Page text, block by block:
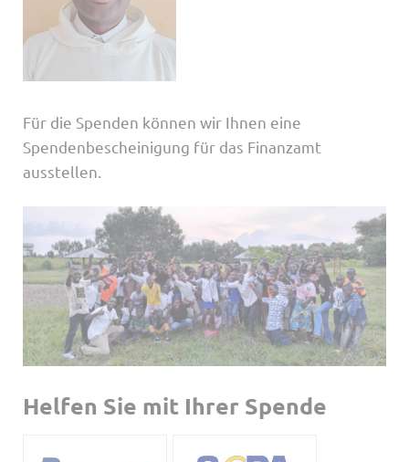
Für die Spenden können wir Ihnen eine
Spendenbescheinigung für das Finanzamt
ausstellen.
Helfen Sie mit Ihrer Spende